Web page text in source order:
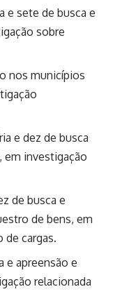
e sete de busca e
sobre
nos municípios
e dez de busca
em investigação
de busca e
de bens, em
de cargas.
e apreensão e
relacionada